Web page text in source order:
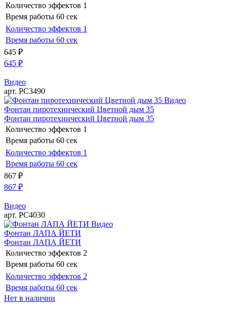
Количество эффектов 1
Время работы 60 сек
Количество эффектов 1
Время работы 60 сек
645 ₽
645 ₽
Видео
арт. РС3490
Видео
Фонтан пиротехнический Цветной дым 35
Фонтан пиротехнический Цветной дым 35
Количество эффектов 1
Время работы 60 сек
Количество эффектов 1
Время работы 60 сек
867 ₽
867 ₽
Видео
арт. РС4030
Видео
Фонтан ЛАПА ЙЕТИ
Фонтан ЛАПА ЙЕТИ
Количество эффектов 2
Время работы 60 сек
Количество эффектов 2
Время работы 60 сек
Нет в наличии